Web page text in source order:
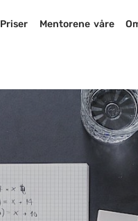
Priser Mentorene våre